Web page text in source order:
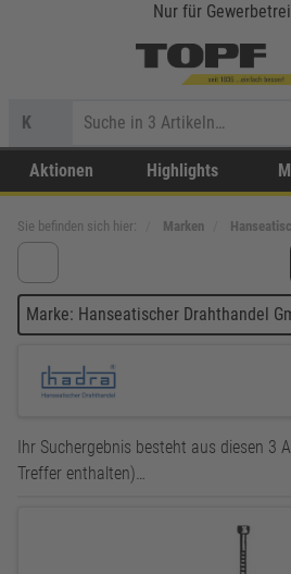
Nur für
K
Aktionen Highlights
Sie befinden sich hier: Marken
Marke: Hanseatischer Drahthandel
Ihr Suchergebnis besteht aus diesen 3
Treffer enthalten)…